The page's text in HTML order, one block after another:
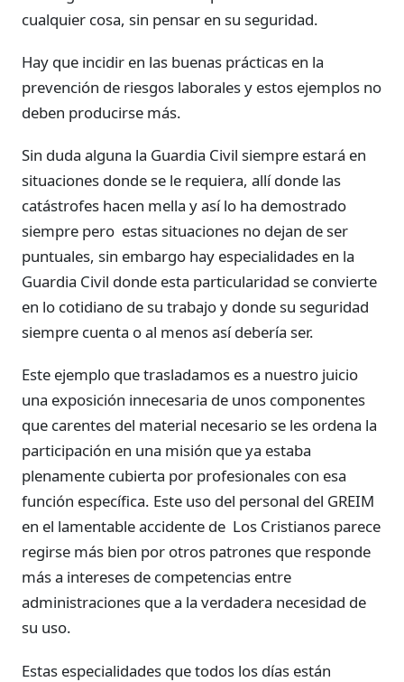
cualquier cosa, sin pensar en su seguridad.
Hay que incidir en las buenas prácticas en la
prevención de riesgos laborales y estos ejemplos no
deben producirse más.
Sin duda alguna la Guardia Civil siempre estará en
situaciones donde se le requiera, allí donde las
catástrofes hacen mella y así lo ha demostrado
siempre pero estas situaciones no dejan de ser
puntuales, sin embargo hay especialidades en la
Guardia Civil donde esta particularidad se convierte
en lo cotidiano de su trabajo y donde su seguridad
siempre cuenta o al menos así debería ser.
Este ejemplo que trasladamos es a nuestro juicio
una exposición innecesaria de unos componentes
que carentes del material necesario se les ordena la
participación en una misión que ya estaba
plenamente cubierta por profesionales con esa
función específica. Este uso del personal del GREIM
en el lamentable accidente de Los Cristianos parece
regirse más bien por otros patrones que responde
más a intereses de competencias entre
administraciones que a la verdadera necesidad de
su uso.
Estas especialidades que todos los días están